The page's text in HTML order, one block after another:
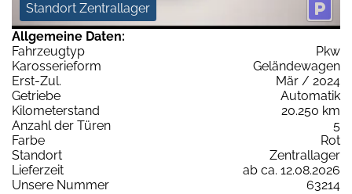
Standort Zentrallager
Allgemeine Daten:
Fahrzeugtyp
Pkw
Karosserieform
Geländewagen
Erst-Zul.
Mär / 2024
Getriebe
Automatik
Kilometerstand
20.250 km
Anzahl der Türen
5
Farbe
Rot
Standort
Zentrallager
Lieferzeit
ab ca. 12.08.2026
Unsere Nummer
63214